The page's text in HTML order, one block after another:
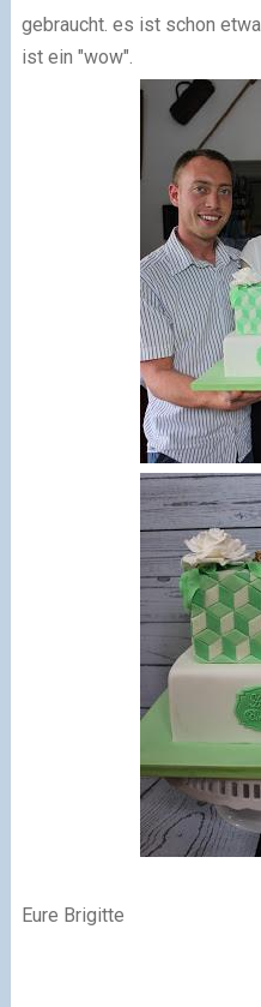
gebraucht. es ist schon
ist ein "wow".
Eure Brigitte